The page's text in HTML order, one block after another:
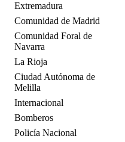
Extremadura
Comunidad de Madrid
Comunidad Foral de
Navarra
La Rioja
Ciudad Autónoma de
Melilla
Internacional
Bomberos
Policía Nacional